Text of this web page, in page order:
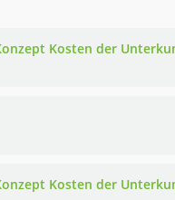
Kosten der
Kosten der